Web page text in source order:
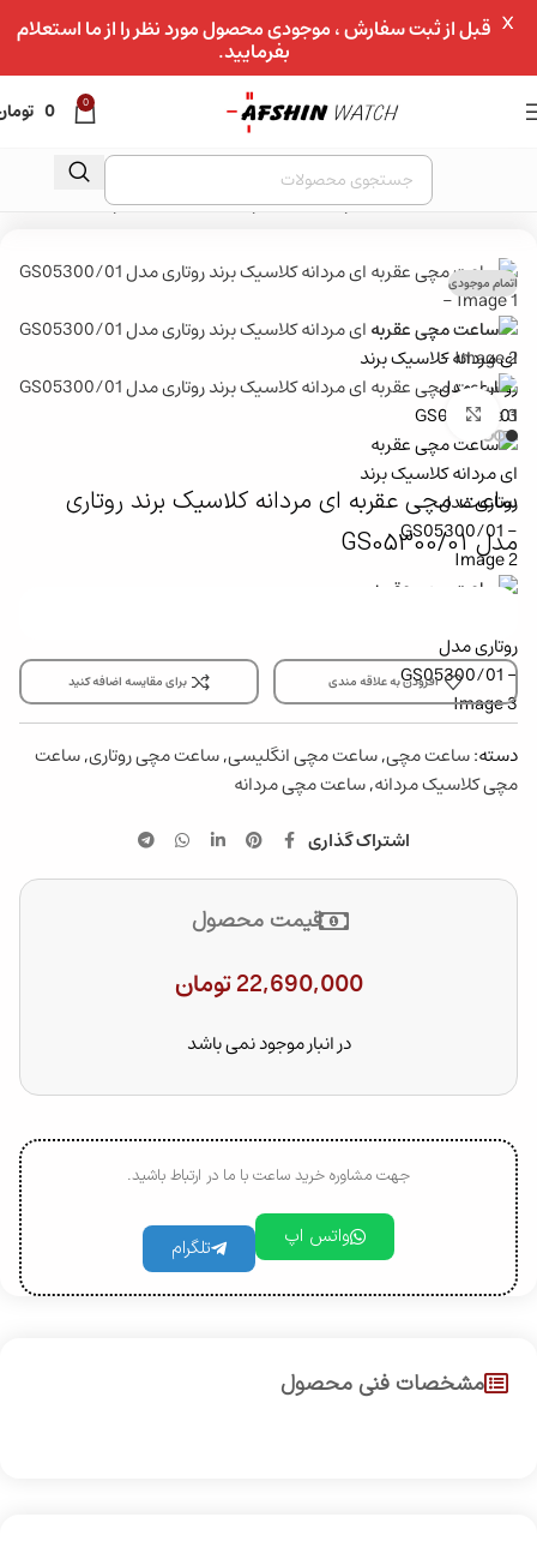
عبور به ناوبری
0
0
فروشگاه»ساعت مچی»ساعت مچی مردانه»ساعت مچی کلاسیک
اتمام موجودی
بزرگنمایی تصویر
ساعت مچی عقربه ای مردانه کلاسیک برند روتاری
مدل GS05300/01
افزودن به علاقه مندی برای مقایسه اضافه کنید
دسته:ساعت مچی,ساعت مچی انگلیسی,ساعت مچی روتاری,ساعت
مچی کلاسیک مردانه,ساعت مچی مردانه
اشتراک گذاری
قیمت محصول
22,690,000تومان
در انبار موجود نمی باشد
جهت مشاوره خرید ساعت با ما در ارتباط باشید.
واتس اپ تلگرام
مشخصات فنی محصول
قبل از ثبت سفارش ، موجودی محصول مورد نظر را از ما استعلام
بفرمایید.
X